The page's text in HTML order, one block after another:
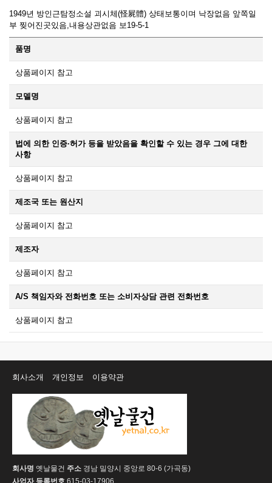
1949년 방인근탐정소설 괴시체(怪屍體) 상태보통이며 낙장없음 앞쪽일
부 찢어진곳있음,내용상관없음 보19-5-1
품명
상품페이지 참고
모델명
상품페이지 참고
법에 의한 인증·허가 등을 받았음을 확인할 수 있는 경우 그에 대한
사항
상품페이지 참고
제조국 또는 원산지
상품페이지 참고
제조자
상품페이지 참고
A/S 책임자와 전화번호 또는 소비자상담 관련 전화번호
상품페이지 참고
회사소개 개인정보 이용약관
회사명 옛날물건 주소 경남 밀양시 중앙로 80-6 (가곡동)
사업자 등록번호 615-03-17906